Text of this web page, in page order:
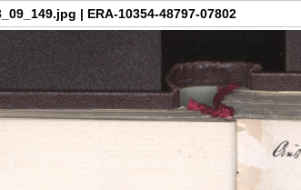
| ERA-10354-48797-07802